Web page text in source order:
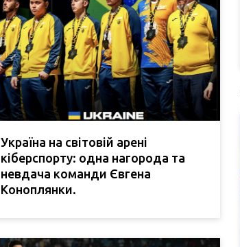
Україна на світовій арені
кіберспорту: одна нагорода та
невдача команди Євгена
Коноплянки.